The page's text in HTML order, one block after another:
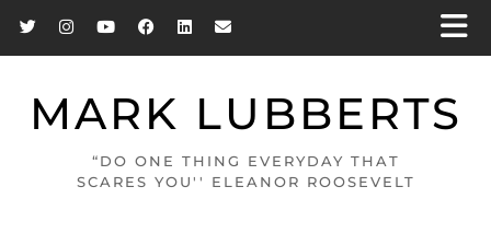
MARK LUBBERTS
“DO ONE THING EVERYDAY THAT
SCARES YOU'' ELEANOR ROOSEVELT